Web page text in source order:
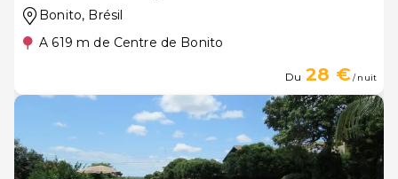
Bonito, Brésil
A 619 m de Centre de Bonito
Du 28 €/ nuit